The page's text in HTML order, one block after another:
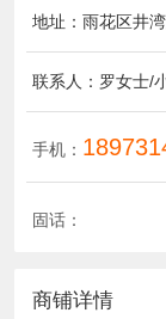
地址：雨花区井
联系人：罗女士/
手机：
固话：
商铺详情